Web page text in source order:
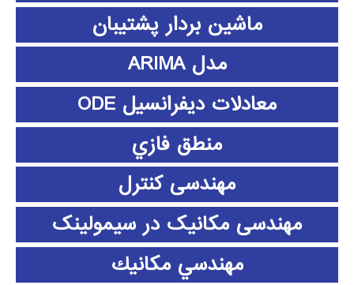
ماشین بردار پشتیبان
مدل ARIMA
معادلات دیفرانسیل ODE
منطق فازي
مهندسی کنترل
مهندسی مکانیک در سیمولینک
مهندسي مكانيك